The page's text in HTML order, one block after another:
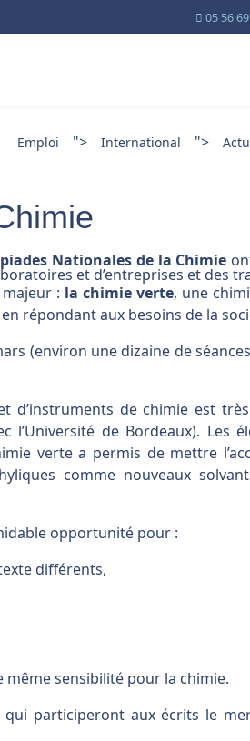
05 56
Emploi "> International ">
Nationales de la Chimie
et d’entreprises et des
: la chimie verte, une
répondant aux besoins de la
(environ une dizaine de
d’instruments de chimie est
de Bordeaux). Les
verte a permis de mettre
comme nouveaux
opportunité pour :
différents,
même sensibilité pour la chimie.
participeront aux écrits le